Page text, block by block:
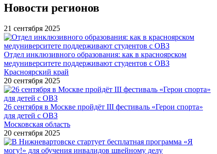
Новости регионов
21 сентября 2025
Отдел инклюзивного образования: как в красноярском
медуниверситете поддерживают студентов с ОВЗ
Красноярский край
20 сентября 2025
26 сентября в Москве пройдёт III фестиваль «Герои спорта»
для детей с ОВЗ
Московская область
20 сентября 2025